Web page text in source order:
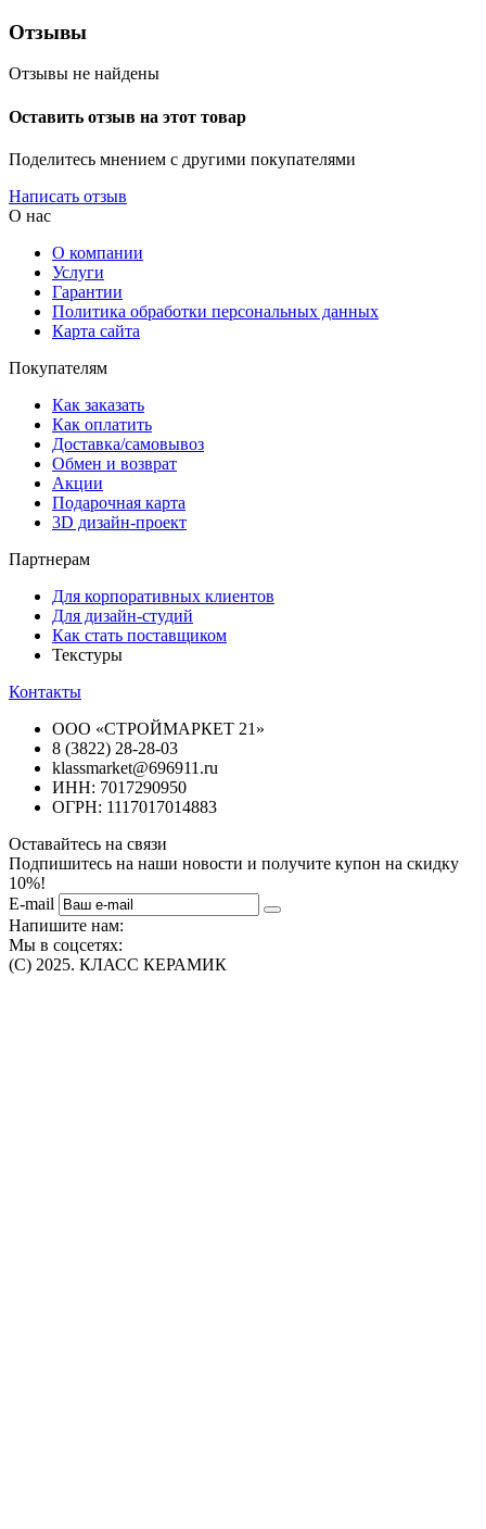
Отзывы
Отзывы не найдены
Оставить отзыв на этот товар
Поделитесь мнением с другими покупателями
Написать отзыв
О нас
О компании
Услуги
Гарантии
Политика обработки персональных данных
Карта сайта
Покупателям
Как заказать
Как оплатить
Доставка/самовывоз
Обмен и возврат
Акции
Подарочная карта
3D дизайн-проект
Партнерам
Для корпоративных клиентов
Для дизайн-студий
Как стать поставщиком
Текстуры
Контакты
ООО «СТРОЙМАРКЕТ 21»
8 (3822) 28-28-03
klassmarket@696911.ru
ИНН: 7017290950
ОГРН: 1117017014883
Оставайтесь на связи
Подпишитесь на наши новости и получите купон на скидку
10%!
E-mail
Напишите нам:
Мы в соцсетях:
(C) 2025. КЛАСС КЕРАМИК